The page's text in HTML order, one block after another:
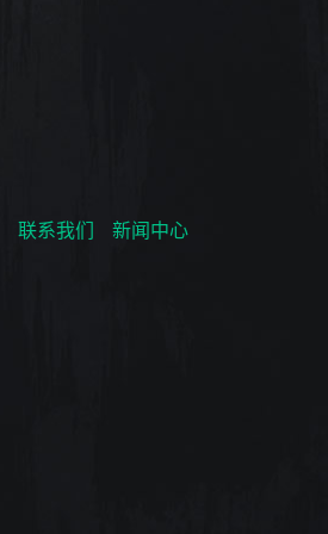
联系我们 新闻中心